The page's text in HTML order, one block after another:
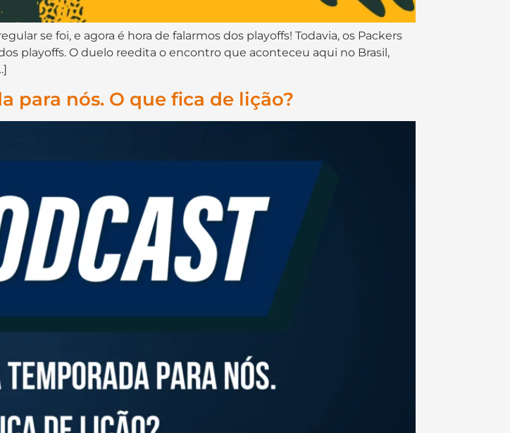
se foi, e agora é hora de falarmos dos playoffs! Todavia, os Packers
playoffs. O duelo reedita o encontro que aconteceu aqui no Brasil,
para nós. O que fica de lição?